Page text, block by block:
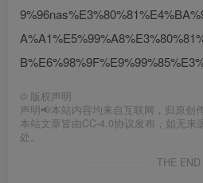
© 版权声明
声明📢本站内容均来自互联网，归原创
本站文章皆由CC-4.0协议发布，如无来
处。
THE END